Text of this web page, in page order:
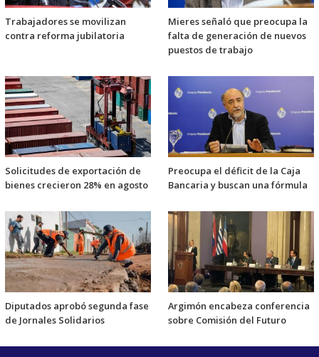
Trabajadores se movilizan
contra reforma jubilatoria
Mieres señaló que preocupa la
falta de generación de nuevos
puestos de trabajo
Solicitudes de exportación de
bienes crecieron 28% en agosto
Preocupa el déficit de la Caja
Bancaria y buscan una fórmula
Diputados aprobó segunda fase
de Jornales Solidarios
Argimón encabeza conferencia
sobre Comisión del Futuro